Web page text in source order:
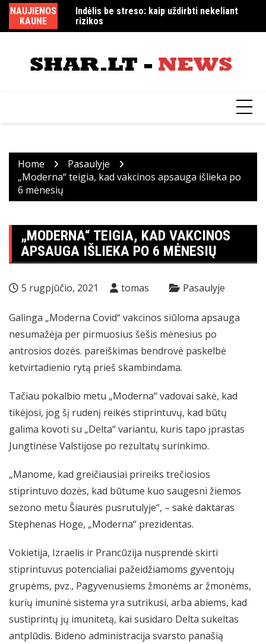
Skip
content
NAUJIENOS
KAUNE
Indėlis be streso: kaip uždirbti nekeliant
rizikos
Ar „CS 1.6“ dar populiarus ir kaip atsiųsti
žaidimus nemokamai iš „Cybersports.lt
Home
Pasaulyje
„Moderna“ teigia, kad vakcinos apsauga išlieka po
6 mėnesių
„MODERNA“ TEIGIA, KAD VAKCINOS
APSAUGA IŠLIEKA PO 6 MĖNESIŲ
5 rugpjūčio, 2021 tomas Pasaulyje
Galinga „Moderna Covid“ vakcinos siūloma apsauga
nesumažėja per pirmuosius šešis mėnesius po
antrosios dozės. pareiškimas bendrovė paskelbė
ketvirtadienio rytą prieš skambindama.
Tačiau pokalbio metu „Moderna“ vadovai sakė, kad
tikėjosi, jog šį rudenį reikės stiprintuvų, kad būtų
galima kovoti su „Delta“ variantu, kuris tapo įprastas
Jungtinėse Valstijose po rezultatų surinkimo.
„Manome, kad greičiausiai prireiks trečiosios
stiprintuvo dozės, kad būtume kuo saugesni žiemos
sezono metu Šiaurės pusrutulyje“, – sakė daktaras
Stephenas Hoge, „Moderna“ prezidentas.
Vokietija, Izraelis ir Prancūzija nusprendė skirti
stiprintuvus potencialiai pažeidžiamoms gyventojų
grupėms, pvz., Pagyvenusiems žmonėms ar žmonėms,
kurių imuninė sistema yra sutrikusi, arba abiems, kad
sustiprintų jų imunitetą, kai susidaro Delta sukeltas
antplūdis. Bideno administracija svarsto panašią